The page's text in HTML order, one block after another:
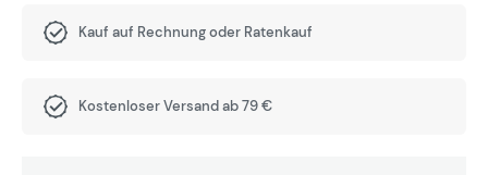
Kauf auf Rechnung oder Ratenkauf
Kostenloser Versand ab 79 €